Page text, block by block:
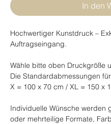
In den
Hochwertiger Kunstdruck –
Auftragseingang.
Wähle bitte oben Druckgröße
Die Standardabmessungen
X = 100 x 70 cm / XL = 150 x
Individuelle Wünsche werden
oder mehrteilige Formate,